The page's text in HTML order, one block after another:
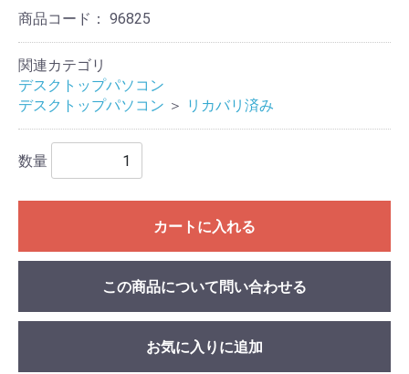
商品コード： 96825
関連カテゴリ
デスクトップパソコン
デスクトップパソコン ＞ リカバリ済み
数量
カートに入れる
この商品について問い合わせる
お気に入りに追加